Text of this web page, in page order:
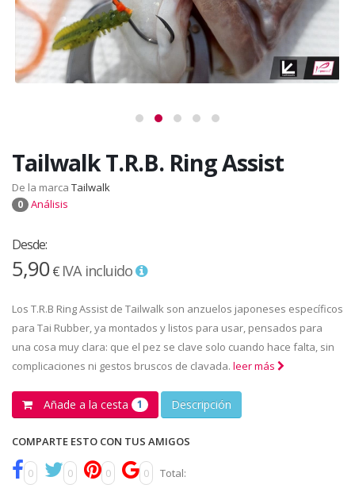
Tailwalk T.R.B. Ring Assist
De la marca Tailwalk
0 Análisis
Desde:
5,90€ IVA incluido
Los T.R.B Ring Assist de Tailwalk son anzuelos japoneses específicos
para Tai Rubber, ya montados y listos para usar, pensados para
una cosa muy clara: que el pez se clave solo cuando hace falta, sin
complicaciones ni gestos bruscos de clavada. leer más
Añade a la cesta 1 Descripción
COMPARTE ESTO CON TUS AMIGOS
0 0 0 0 Total: